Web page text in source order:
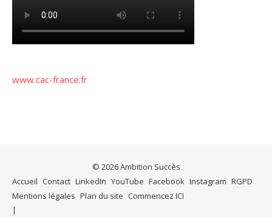
www.cac-france.fr
© 2026 Ambition Succès
Accueil Contact LinkedIn YouTube Facebook Instagram RGPD
Mentions légales Plan du site Commencez ICI